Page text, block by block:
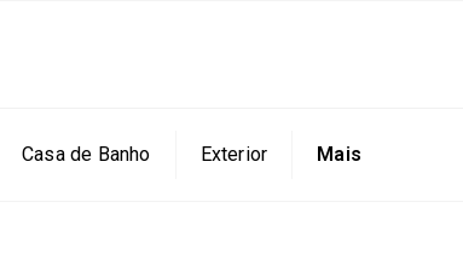
Casa de Banho Exterior Mais